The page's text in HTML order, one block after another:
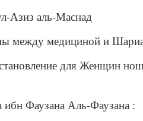
Азиз аль-Маснад
между медициной и
для Женщин
Фаузана Аль-Фаузана :